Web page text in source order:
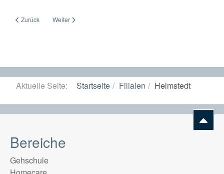
Vorheriger Beitrag: Genthin
Zurück Nächster Beitrag: Königslutter
Weiter
Aktuelle Seite: Startseite Filialen Helmstedt
Bereiche
Gehschule